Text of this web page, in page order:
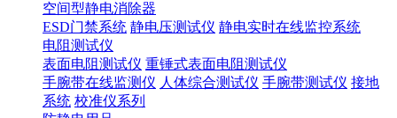
空间型静电消除器
ESD门禁系统 静电压测试仪 静电实时在线监控系统
电阻测试仪
表面电阻测试仪 重锤式表面电阻测试仪
手腕带在线监测仪 人体综合测试仪 手腕带测试仪 接地
系统 校准仪系列